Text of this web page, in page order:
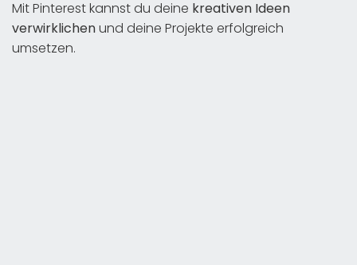
Mit Pinterest kannst du deine kreativen Ideen
verwirklichenund deine Projekte erfolgreich
umsetzen.